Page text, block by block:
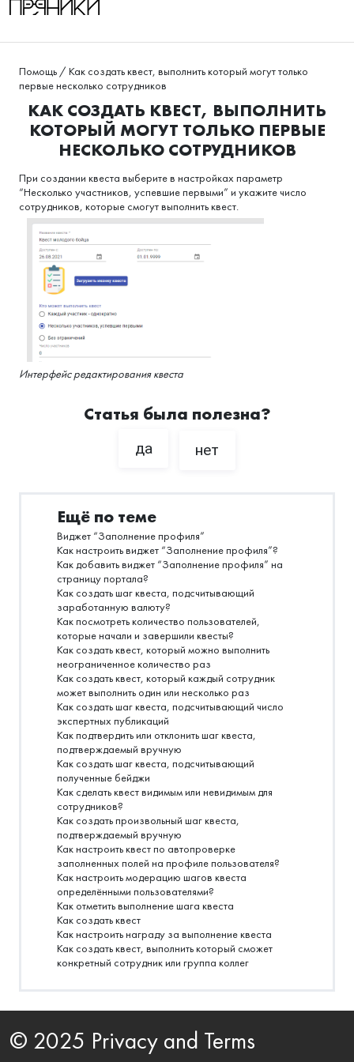
Помощь / Как создать квест, выполнить который могут только
первые несколько сотрудников
КАК СОЗДАТЬ КВЕСТ, ВЫПОЛНИТЬ
КОТОРЫЙ МОГУТ ТОЛЬКО ПЕРВЫЕ
НЕСКОЛЬКО СОТРУДНИКОВ
При создании квеста выберите в настройках параметр
“Несколько участников, успевшие первыми” и укажите число
сотрудников, которые смогут выполнить квест.
Интерфейс редактирования квеста
Статья была полезна?
да нет
Ещё по теме
Виджет “Заполнение профиля”
Как настроить виджет “Заполнение профиля”?
Как добавить виджет “Заполнение профиля” на
страницу портала?
Как создать шаг квеста, подсчитывающий
заработанную валюту?
Как посмотреть количество пользователей,
которые начали и завершили квесты?
Как создать квест, который можно выполнить
неограниченное количество раз
Как создать квест, который каждый сотрудник
может выполнить один или несколько раз
Как создать шаг квеста, подсчитывающий число
экспертных публикаций
Как подтвердить или отклонить шаг квеста,
подтверждаемый вручную
Как создать шаг квеста, подсчитывающий
полученные бейджи
Как сделать квест видимым или невидимым для
сотрудников?
Как создать произвольный шаг квеста,
подтверждаемый вручную
Как настроить квест по автопроверке
заполненных полей на профиле пользователя?
Как настроить модерацию шагов квеста
определёнными пользователями?
Как отметить выполнение шага квеста
Как создать квест
Как настроить награду за выполнение квеста
Как создать квест, выполнить который сможет
конкретный сотрудник или группа коллег
© 2025 Privacy and Terms